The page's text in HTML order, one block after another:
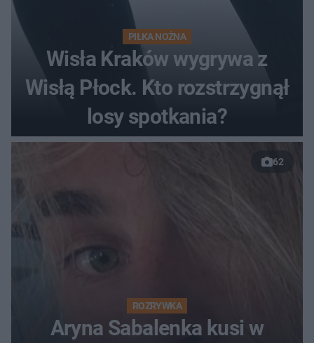
PIŁKA NOŻNA
Wisła Kraków wygrywa z
Wisłą Płock. Kto rozstrzygnął
losy spotkania?
62
ROZRYWKA
Aryna Sabalenka kusi w